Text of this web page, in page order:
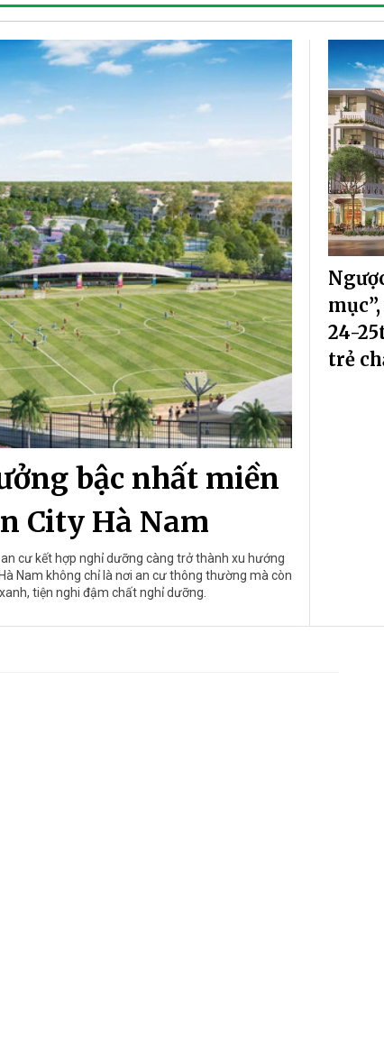
bậc nhất miền
City Hà Nam
cư kết hợp nghỉ dưỡng càng trở thành xu hướng
Nam không chỉ là nơi an cư thông thường mà còn
tiện nghi đậm chất nghỉ dưỡng.
24-
trẻ